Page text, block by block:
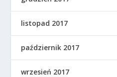
listopad 2017
październik 2017
wrzesień 2017